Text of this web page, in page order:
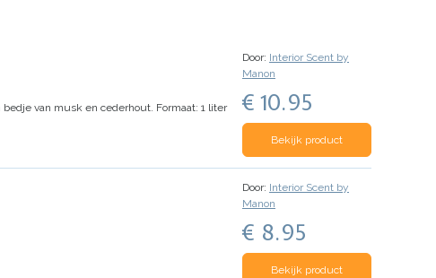
van musk en cederhout. Formaat: 1 liter
Door: Interior Scent by
Manon
€ 10.95
Bekijk product
Door: Interior Scent by
Manon
€ 8.95
Bekijk product